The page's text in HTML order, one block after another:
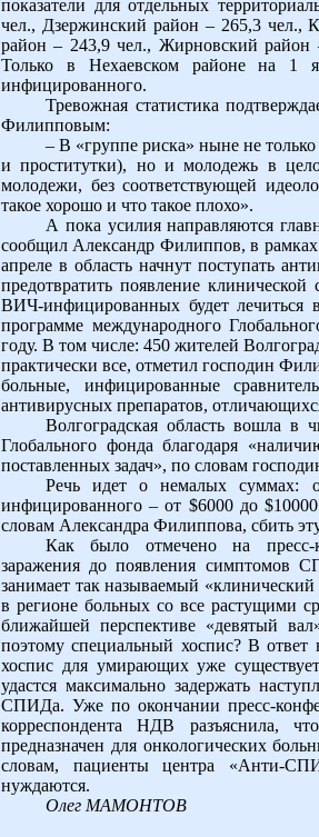
показатели для отдельных
чел., Дзержинский район – 265,3 чел.,
район – 243,9 чел., Жирновский район
Только в Нехаевском районе на 1
инфицированного.
Тревожная статистика
Филипповым:
– В «группе риска» ныне не
и проститутки), но и молодежь в
молодежи, без соответствующей
такое хорошо и что такое плохо».
А пока усилия направляются
сообщил Александр Филиппов, в рамках
апреле в область начнут поступать
предотвратить появление
ВИЧ-инфицированных будет лечиться
программе международного
году. В том числе: 450 жителей
практически все, отметил господин
больные, инфицированные
антивирусных препаратов,
Волгоградская область вошла
Глобального фонда благодаря
поставленных задач», по словам
Речь идет о немалых суммах:
инфицированного – от $6000 до
словам Александра Филиппова, сбить
Как было отмечено на пресс-
заражения до появления симптомов
занимает так называемый
в регионе больных со все растущими
ближайшей перспективе «девятый
поэтому специальный хоспис? В
хоспис для умирающих уже
удастся максимально задержать
СПИДа. Уже по окончании пресс-
корреспондента НДВ разъяснила,
предназначен для онкологических
словам, пациенты центра «Анти-
нуждаются.
Олег МАМОНТОВ